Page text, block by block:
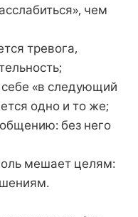
чем
тревога,
«в следующий
одно и то же;
без него
мешает целям: